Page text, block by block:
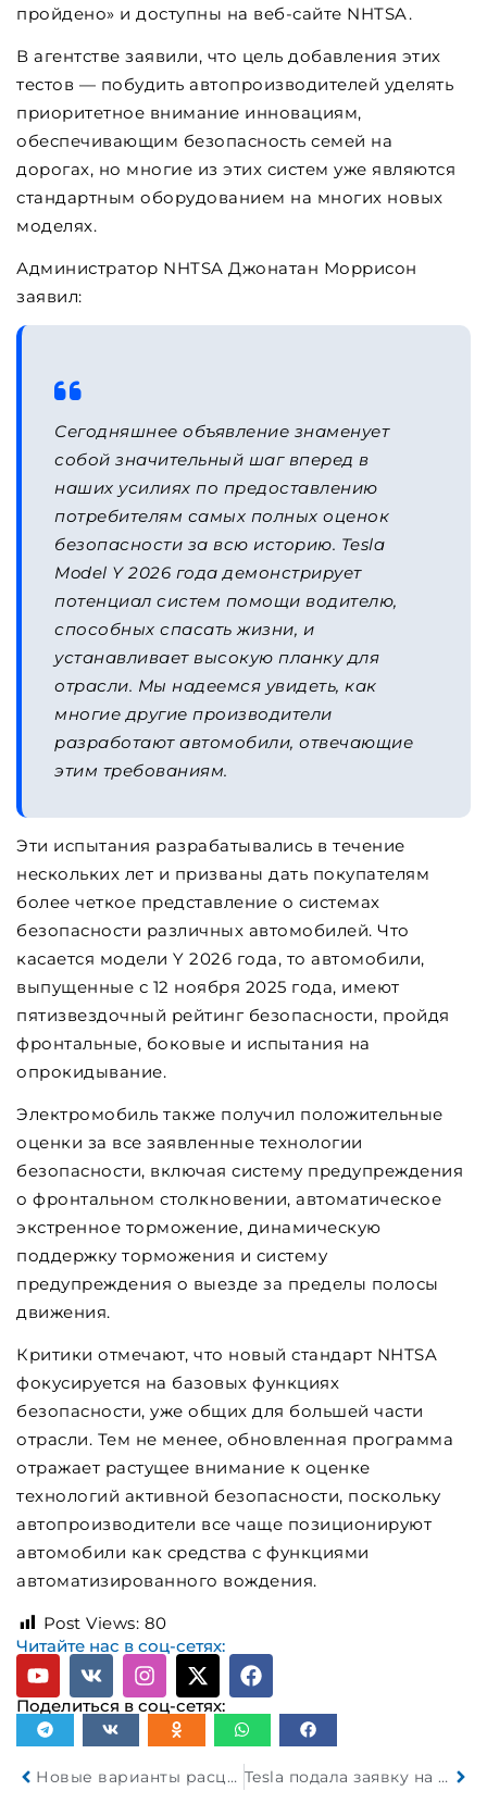
пройдено» и доступны на веб-сайте NHTSA.
В агентстве заявили, что цель добавления этих
тестов — побудить автопроизводителей уделять
приоритетное внимание инновациям,
обеспечивающим безопасность семей на
дорогах, но многие из этих систем уже являются
стандартным оборудованием на многих новых
моделях.
Администратор NHTSA Джонатан Моррисон
заявил:
Сегодняшнее объявление знаменует
собой значительный шаг вперед в
наших усилиях по предоставлению
потребителям самых полных оценок
безопасности за всю историю. Tesla
Model Y 2026 года демонстрирует
потенциал систем помощи водителю,
способных спасать жизни, и
устанавливает высокую планку для
отрасли. Мы надеемся увидеть, как
многие другие производители
разработают автомобили, отвечающие
этим требованиям.
Эти испытания разрабатывались в течение
нескольких лет и призваны дать покупателям
более четкое представление о системах
безопасности различных автомобилей. Что
касается модели Y 2026 года, то автомобили,
выпущенные с 12 ноября 2025 года, имеют
пятизвездочный рейтинг безопасности, пройдя
фронтальные, боковые и испытания на
опрокидывание.
Электромобиль также получил положительные
оценки за все заявленные технологии
безопасности, включая систему предупреждения
о фронтальном столкновении, автоматическое
экстренное торможение, динамическую
поддержку торможения и систему
предупреждения о выезде за пределы полосы
движения.
Критики отмечают, что новый стандарт NHTSA
фокусируется на базовых функциях
безопасности, уже общих для большей части
отрасли. Тем не менее, обновленная программа
отражает растущее внимание к оценке
технологий активной безопасности, поскольку
автопроизводители все чаще позиционируют
автомобили как средства с функциями
автоматизированного вождения.
Post Views: 80
Читайте нас в соц-сетях:
Поделиться в соц-сетях:
Новые варианты расцветки для Tesla Model 3 Tesla подала заявку на регистрацию товарного знака для нового логотипа Roadster